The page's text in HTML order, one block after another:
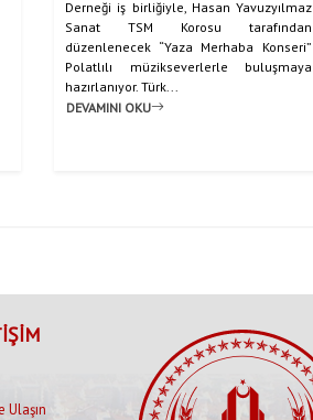
Derneği iş birliğiyle, Hasan Yavuzyılmaz
Sanat TSM Korosu tarafından
düzenlenecek “Yaza Merhaba Konseri”
Polatlılı müzikseverlerle buluşmaya
hazırlanıyor. Türk...
DEVAMINI OKU
Ulaşın